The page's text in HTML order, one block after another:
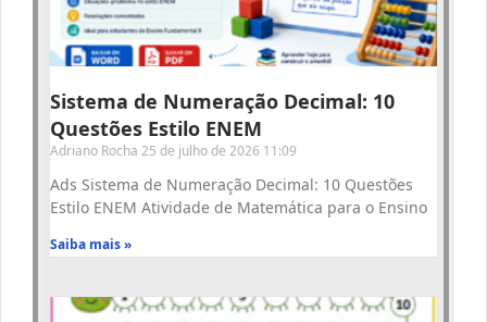
Sistema de Numeração Decimal: 10
Questões Estilo ENEM
Adriano Rocha 25 de julho de 2026 11:09
Ads Sistema de Numeração Decimal: 10 Questões
Estilo ENEM Atividade de Matemática para o Ensino
Saiba mais »